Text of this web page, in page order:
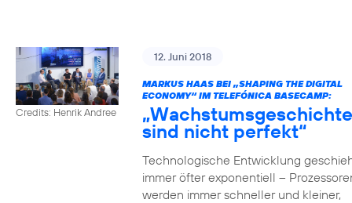
Credits: Henrik Andree
12. Juni 2018
MARKUS HAAS BEI „SHAPING THE DIGITAL
ECONOMY“ IM TELEFÓNICA BASECAMP:
sind nicht perfekt“
Technologische Entwicklung
immer öfter exponentiell –
werden immer schneller und kleiner,